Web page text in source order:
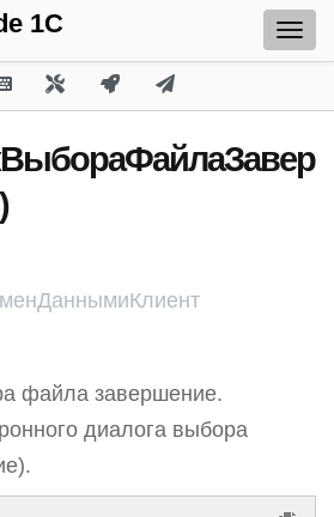
1C
файла завершение.
диалога выбора